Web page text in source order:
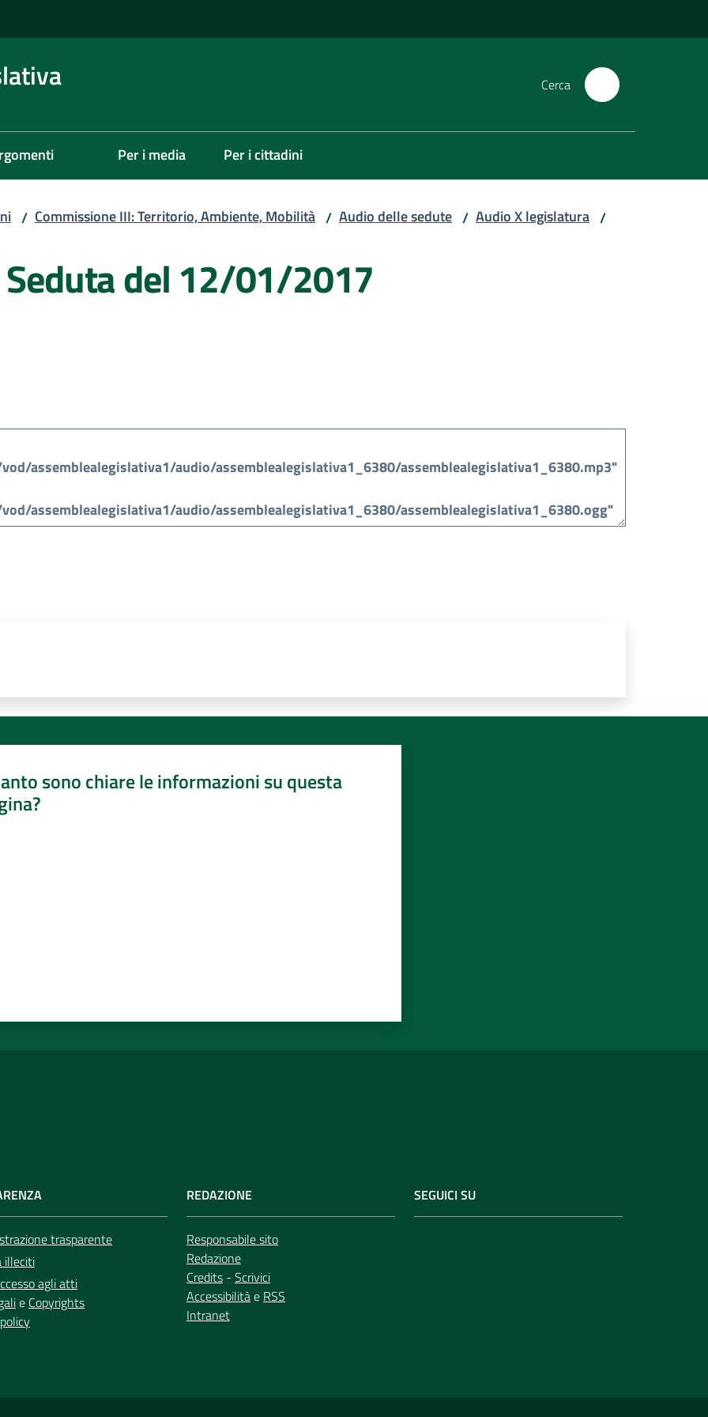
Cerca
Per i media Per i cittadini
/ Commissione III: Territorio, Ambiente, Mobilità / Audio delle sedute / Audio X legislatura /
del 12/01/2017
sono chiare le informazioni su questa
trasparente
illeciti
agli atti
e Copyrights
REDAZIONE
Responsabile sito
Redazione
Credits - Scrivici
Accessibilitàe RSS
Intranet
SEGUICI SU